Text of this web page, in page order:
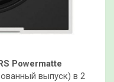
Powermatte
выпуск) в 2